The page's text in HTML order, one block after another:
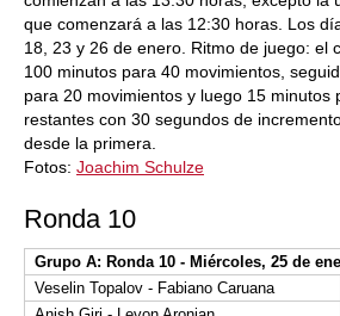
que comenzará a las 12:30 horas. Los
18, 23 y 26 de enero. Ritmo de juego: el
100 minutos para 40 movimientos,
para 20 movimientos y luego 15 minutos
restantes con 30 segundos de
desde la primera.
Fotos: Joachim Schulze
Ronda 10
Grupo A: Ronda 10 - Miércoles, 25 de
Veselin Topalov - Fabiano Caruana